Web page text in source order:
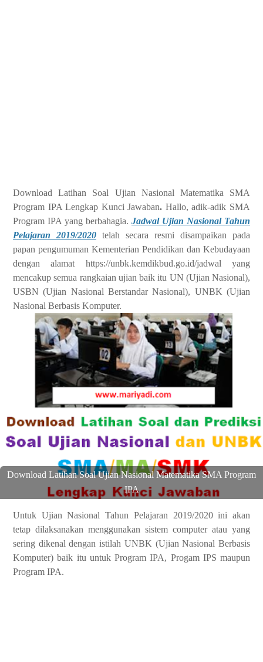
Download Latihan Soal Ujian Nasional Matematika SMA
Program IPA Lengkap Kunci Jawaban. Hallo, adik-adik SMA
Program IPA yang berbahagia. Jadwal Ujian Nasional Tahun
Pelajaran 2019/2020 telah secara resmi disampaikan pada
papan pengumuman Kementerian Pendidikan dan Kebudayaan
dengan alamat https://unbk.kemdikbud.go.id/jadwal yang
mencakup semua rangkaian ujian baik itu UN (Ujian Nasional),
USBN (Ujian Nasional Berstandar Nasional), UNBK (Ujian
Nasional Berbasis Komputer.
Download Latihan Soal Ujian Nasional Matematika SMA Program
IPA
Untuk Ujian Nasional Tahun Pelajaran 2019/2020 ini akan
tetap dilaksanakan menggunakan sistem computer atau yang
sering dikenal dengan istilah UNBK (Ujian Nasional Berbasis
Komputer) baik itu untuk Program IPA, Progam IPS maupun
Program IPA.